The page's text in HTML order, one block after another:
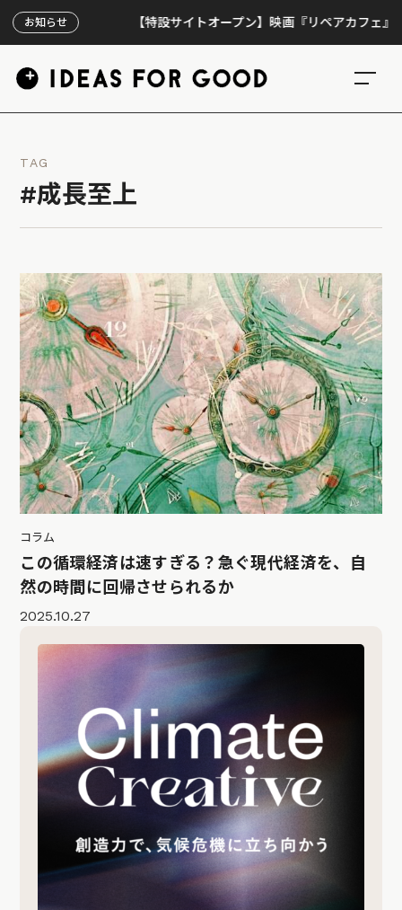
お知らせ 【特設サイトオープン】映画『リペアカフェ』、上
TAG
#成長至上
コラム
この循環経済は速すぎる？急ぐ現代経済を、自
然の時間に回帰させられるか
2025.10.27